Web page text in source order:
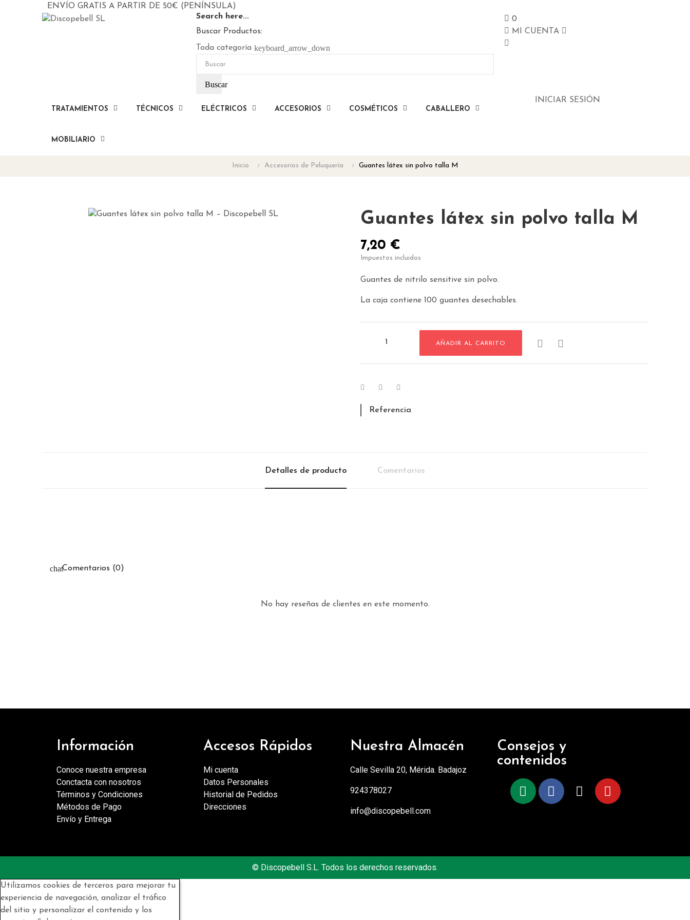
ENVÍO GRATIS A PARTIR DE 50€ (PENÍNSULA)
Search here...
Buscar Productos:
Toda categoría keyboard_arrow_down
Buscar
0
MI CUENTA
TRATAMIENTOS TÉCNICOS ELÉCTRICOS ACCESORIOS COSMÉTICOS CABALLERO
MOBILIARIO
INICIAR SESIÓN
Inicio Accesorios de Peluquería Guantes látex sin polvo talla M
Guantes látex sin polvo talla M
7,20 €
Impuestos incluidos
Guantes de nitrilo sensitive sin polvo.
La caja contiene 100 guantes desechables.
AÑADIR AL CARRITO  
Referencia
Detalles de producto Comentarios
Comentarios (0)
No hay reseñas de clientes en este momento.
Información
Conoce nuestra empresa
Conctacta con nosotros
Términos y Condiciones
Métodos de Pago
Envío y Entrega
Accesos Rápidos
Mi cuenta
Datos Personales
Historial de Pedidos
Direcciones
Nuestra Almacén
Calle Sevilla 20, Mérida. Badajoz
924378027
info@discopebell.com
Consejos y
contenidos
© Discopebell S.L. Todos los derechos reservados.
Utilizamos cookies de terceros para mejorar tu
experiencia de navegación, analizar el tráfico
del sitio y personalizar el contenido y los